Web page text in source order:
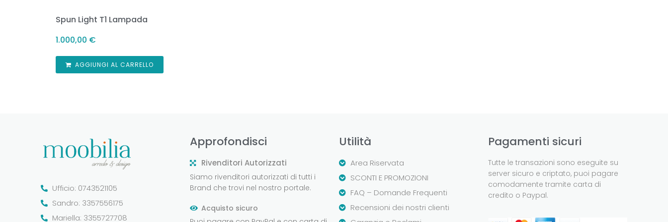
Spun Light T1 Lampada
1.000,00 €
AGGIUNGI AL CARRELLO
Ufficio: 0743521105
Sandro: 3357556175
Mariella: 3355727708
Approfondisci
Rivenditori Autorizzati
Siamo rivenditori autorizzati di tutti i
Brand che trovi nel nostro portale.
Acquisto sicuro
Utilità
Area Riservata
SCONTI E PROMOZIONI
FAQ – Domande Frequenti
Recensioni dei nostri clienti
Pagamenti sicuri
Tutte le transazioni sono eseguite su
server sicuro e criptato, puoi pagare
comodamente tramite carta di
credito o Paypal.